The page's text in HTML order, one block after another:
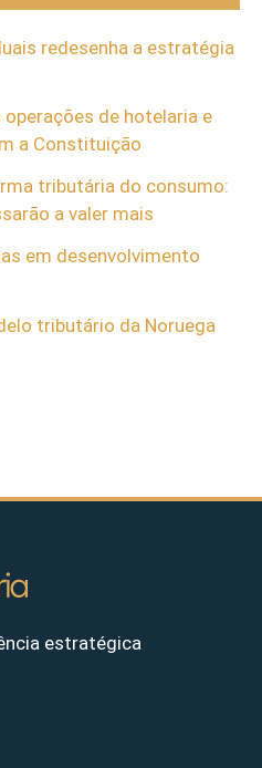
redesenha a estratégia
de hotelaria e
a Constituição
tributária do consumo:
a valer mais
em desenvolvimento
tributário da Noruega
estratégica